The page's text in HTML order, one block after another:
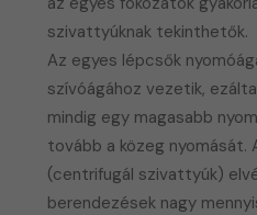
szivattyúknak tekinthetők.
Az egyes lépcsők
szívóágához vezetik,
mindig egy magasabb
tovább a közeg nyomását.
(centrifugál szivattyúk)
berendezések nagy